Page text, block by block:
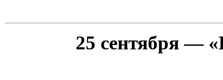
25 сентября —